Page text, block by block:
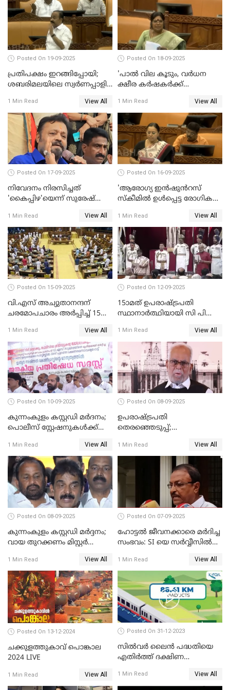
Posted On 19-09-2025
പ്രതിപക്ഷം ഇറങ്ങിപ്പോയി;
ശബരിമലയിലെ സ്വർണപ്പാളി
പ്രമേയത്തിന് അനുമതിയില്ല
WATCH VIDEO
1 Min Read View All
Posted On 18-09-2025
'പാൽ വില കൂടും, വർധന
ക്ഷീര കർഷകർക്ക്
ജെ ചിഞ്ചുറാണി
1 Min Read View All
Posted On 17-09-2025
നിവേദനം നിരസിച്ചത്
'കൈപ്പിഴ'യെന്ന് സുരേഷ്
1 Min Read View All
Posted On 16-09-2025
'ആരോഗ്യ ഇൻഷുൻറസ്
സ്കീമിൽ ഉൾപ്പെട്ട രോഗികൾ
വാങ്ങി നൽകേണ്ട സാഹചര്യം
ഇല്ല'; വീണ ജോർജ് WATCH
VIDEO
1 Min Read View All
Posted On 15-09-2025
വി.എസ് അച്യുതാനന്ദന്
ചരമോപചാരം അർപ്പിച്ച് 15-ാം
സമ്മേളനത്തിന് തുടക്കം
WATCH VIDEO
1 Min Read View All
Posted On 12-09-2025
15ാമത് ഉപരാഷ്ട്രപതി
സ്ഥാനാര്‍ത്ഥിയായി സി പി
സത്യപ്രതിജ്ഞ ചെയ്തു
WATCH VIDEO
1 Min Read View All
Posted On 10-09-2025
കുന്നംകുളം കസ്റ്റഡി മര്‍ദനം;
പൊലീസ് സ്റ്റേഷനുകൾക്ക്
സദസ്സ്
1 Min Read View All
Posted On 08-09-2025
ഉപരാഷ്ട്രപതി
തെരഞ്ഞെടുപ്പ്;
സന്ദേശവുമായി ജസ്റ്റിസ് ബി.
1 Min Read View All
Posted On 08-09-2025
കുന്നംകുളം കസ്റ്റഡി മര്‍ദ്ദനം;
വായ തുറക്കണം മിസ്റ്റര്‍
വേണുഗോപാൽ
1 Min Read View All
Posted On 07-09-2025
ഹോട്ടൽ ജീവനക്കാരെ മർദിച്ച
സംഭവം: SI യെ സർവ്വീസിൽ
പി ഔസേപ്പ്
1 Min Read View All
Posted On 13-12-2024
ചക്കുളത്തുകാവ് പൊങ്കാല
2024 LIVE
1 Min Read View All
Posted On 31-12-2023
സില്‍വര്‍ ലൈന്‍ പദ്ധതിയെ
എതിര്‍ത്ത് ദക്ഷിണ
1 Min Read View All